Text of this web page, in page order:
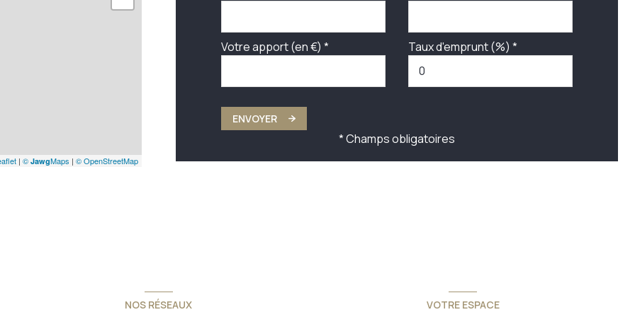
| © JawgMaps | © OpenStreetMap
Votre apport (en €) * Taux d'emprunt (%) *
ENVOYER
* Champs obligatoires
NOS RÉSEAUX VOTRE ESPACE